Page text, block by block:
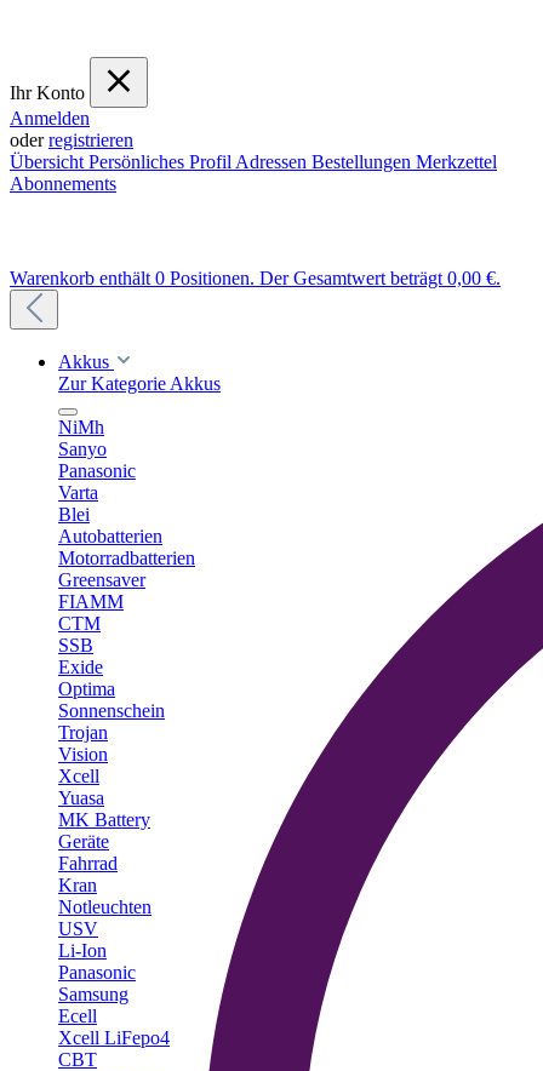
Ihr Konto
Anmelden
oderregistrieren
Übersicht Persönliches Profil Adressen Bestellungen Merkzettel
Abonnements
Warenkorb enthält 0 Positionen. Der Gesamtwert beträgt 0,00 €.
Akkus
Zur Kategorie Akkus
NiMh
Sanyo
Panasonic
Varta
Blei
Autobatterien
Motorradbatterien
Greensaver
FIAMM
CTM
SSB
Exide
Optima
Sonnenschein
Trojan
Vision
Xcell
Yuasa
MK Battery
Geräte
Fahrrad
Kran
Notleuchten
USV
Li-Ion
Panasonic
Samsung
Ecell
Xcell LiFepo4
CBT